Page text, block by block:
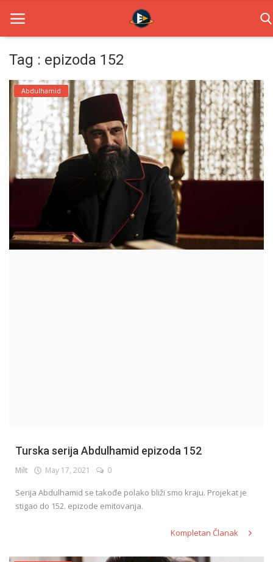
Home
Novosti
TV Serije
Filmovi
Contact
Login
Tag : epizoda 152
Abdulhamid
Turska serija Abdulhamid epizoda 152
Milt May 17, 2021 0
Serija Abdulhamid se takođe polako bliži smo kraju. Projekat je
stigao do 152. epizode emitovanja.
Kompletan Članak